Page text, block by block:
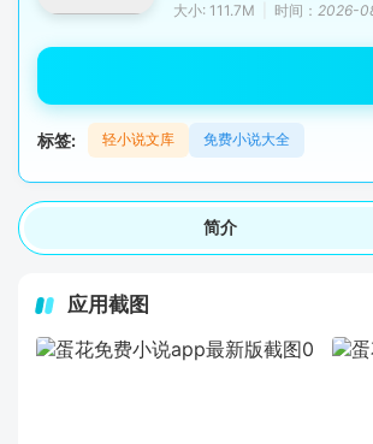
大小: 111.7M
时间： 2026-
标签: 轻小说文库 免费小说大全
简介
应用截图